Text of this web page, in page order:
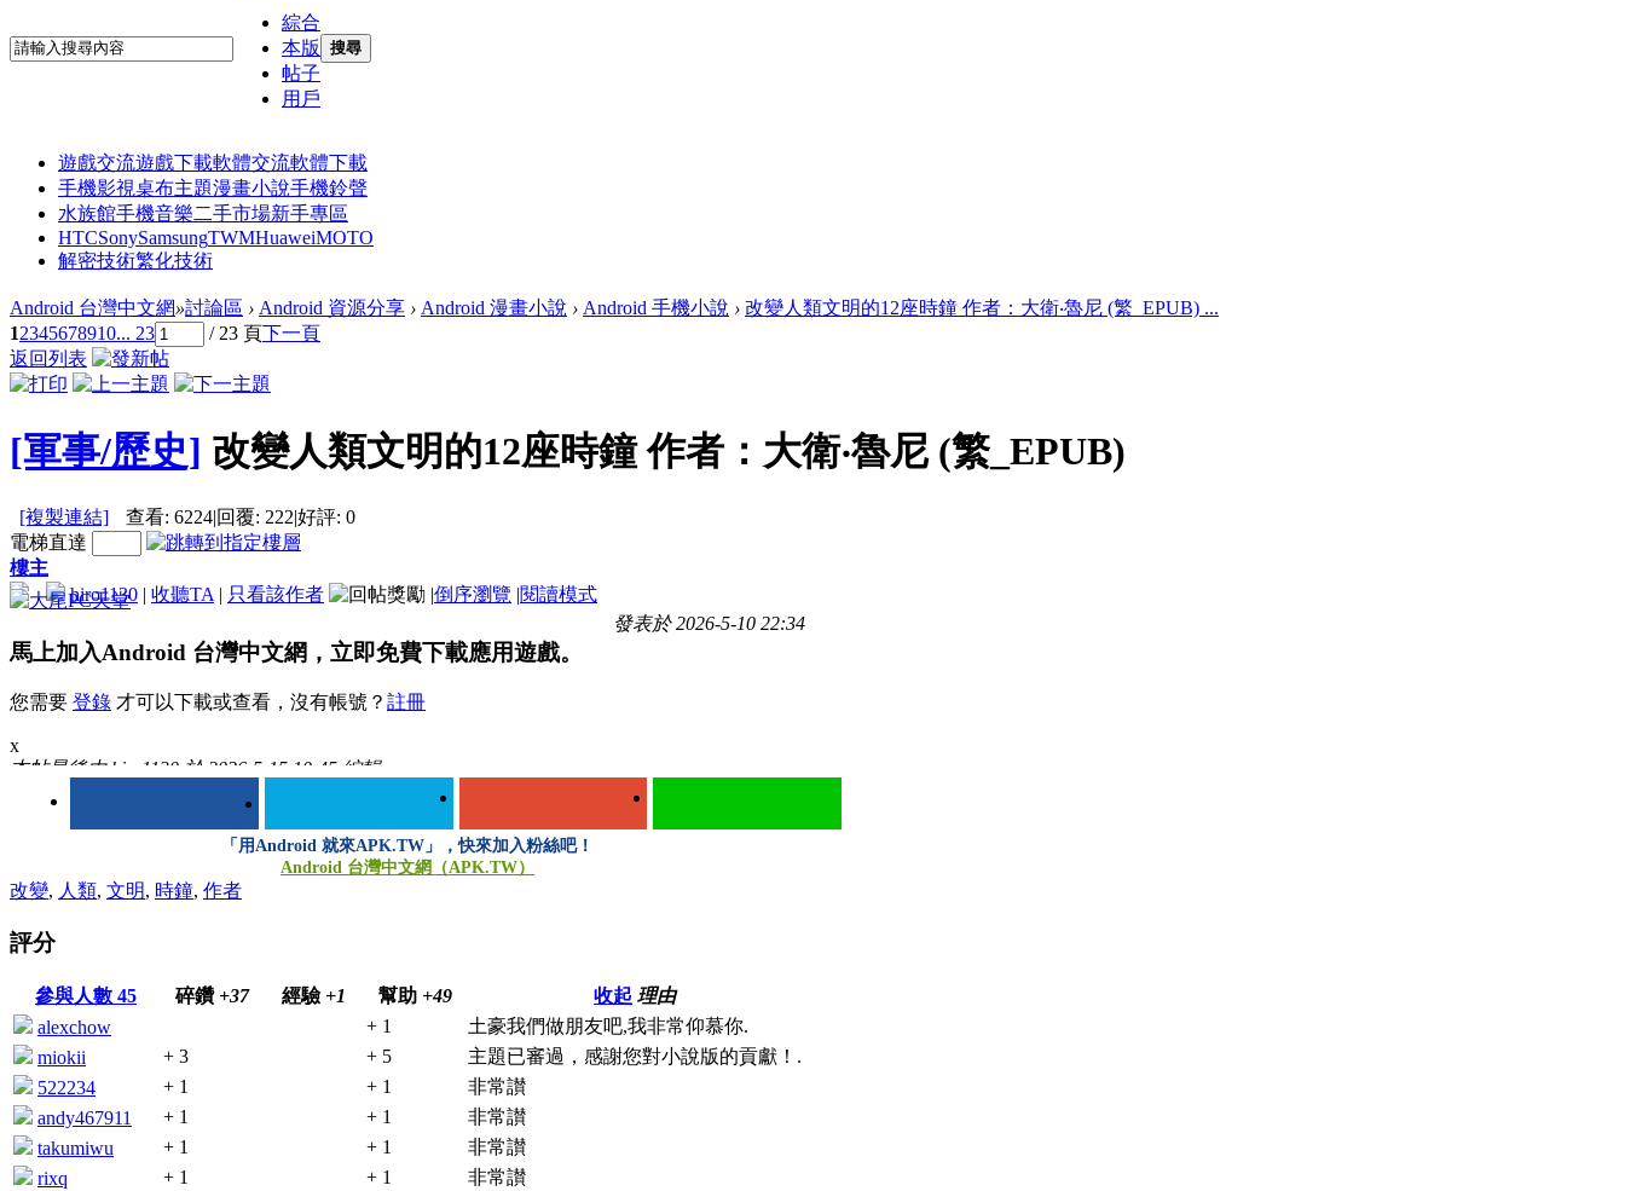
綜合
本版
帖子
用戶
搜尋
遊戲交流遊戲下載軟體交流軟體下載
手機影視桌布主題漫畫小說手機鈴聲
水族館手機音樂二手市場新手專區
HTCSonySamsungTWMHuaweiMOTO
解密技術繁化技術
Android 台灣中文網»討論區 › Android 資源分享 › Android 漫畫小說 › Android 手機小說 › 改變人類文明的12座時鐘 作者：大衛‧魯尼 (繁_EPUB) ...
12345678910... 23 / 23 頁下一頁
返回列表
[軍事/歷史] 改變人類文明的12座時鐘 作者：大衛‧魯尼 (繁_EPUB)
[複製連結] 查看: 6224|回覆: 222|好評: 0
電梯直達
樓主
hiro1130 | 收聽TA | 只看該作者 |倒序瀏覽 |閱讀模式
發表於 2026-5-10 22:34
馬上加入Android 台灣中文網，立即免費下載應用遊戲。
您需要 登錄 才可以下載或查看，沒有帳號？ 註冊
x
本帖最後由 hiro1130 於 2026-5-15 10:45 編輯
登錄/註冊後可看大圖
「用Android 就來APK.TW」，快來加入粉絲吧！
Android 台灣中文網（APK.TW）
改變, 人類, 文明, 時鐘, 作者
評分
參與人數 45 碎鑽 +37 經驗 +1 幫助 +49 收起 理由
alexchow
+ 1
土豪我們做朋友吧,我非常仰慕你.
miokii
+ 3 + 5
主題已審過，感謝您對小說版的貢獻！.
522234
+ 1 + 1
非常讃
andy467911
+ 1 + 1
非常讃
takumiwu
+ 1 + 1
非常讃
rixq
+ 1 + 1
非常讃